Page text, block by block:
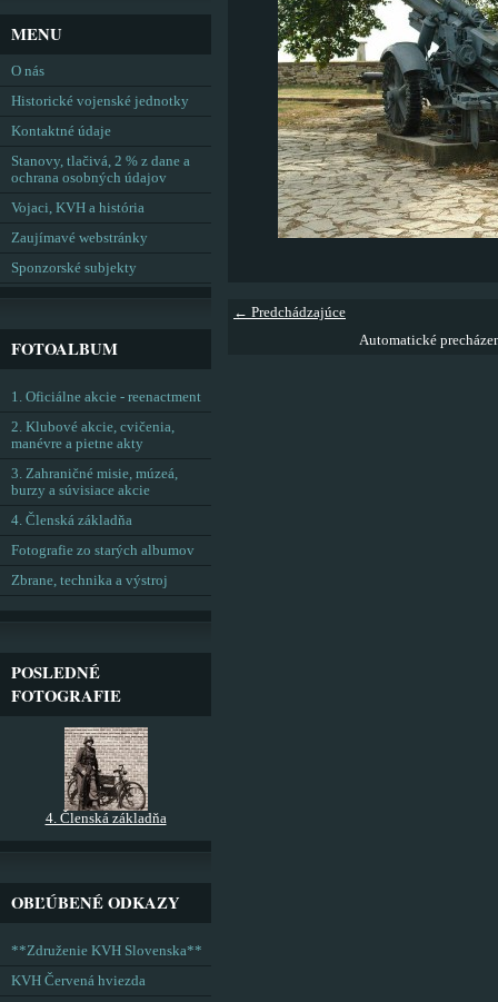
← Predchádzajúce
Automatické
MENU
O nás
Historické vojenské jednotky
Kontaktné údaje
Stanovy, tlačivá, 2 % z dane a
ochrana osobných údajov
Vojaci, KVH a história
Zaujímavé webstránky
Sponzorské subjekty
FOTOALBUM
1. Oficiálne akcie - reenactment
2. Klubové akcie, cvičenia,
manévre a pietne akty
3. Zahraničné misie, múzeá,
burzy a súvisiace akcie
4. Členská základňa
Fotografie zo starých albumov
Zbrane, technika a výstroj
POSLEDNÉ
FOTOGRAFIE
4. Členská základňa
OBĽÚBENÉ ODKAZY
**Združenie KVH Slovenska**
KVH Červená hviezda